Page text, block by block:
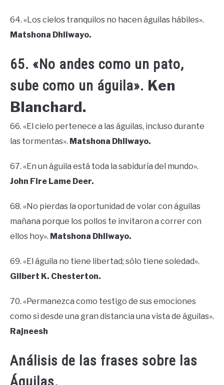
64. «Los cielos tranquilos no hacen águilas hábiles».
Matshona Dhliwayo.
65. «No andes como un pato,
sube como un águila». Ken
Blanchard.
66. «El cielo pertenece a las águilas, incluso durante
las tormentas». Matshona Dhliwayo.
67. «En un águila está toda la sabiduría del mundo».
John Fire Lame Deer.
68. «No pierdas la oportunidad de volar con águilas
mañana porque los pollos te invitaron a correr con
ellos hoy». Matshona Dhliwayo.
69. «El águila no tiene libertad; sólo tiene soledad».
Gilbert K. Chesterton.
70. «Permanezca como testigo de sus emociones
como si desde una gran distancia una vista de águilas».
Rajneesh
Análisis de las frases sobre las